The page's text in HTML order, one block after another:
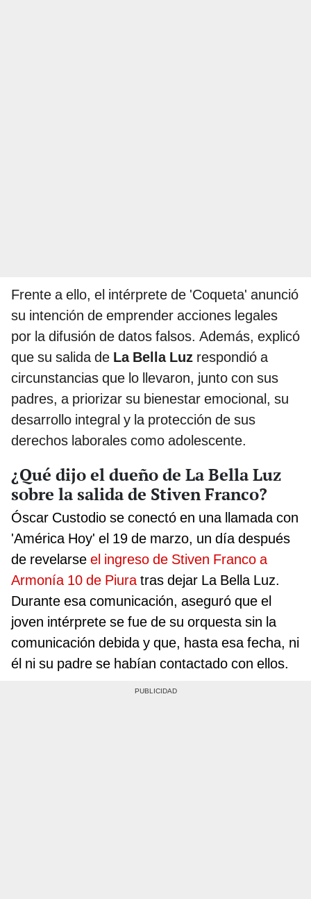
Frente a ello, el intérprete de 'Coqueta' anunció
su intención de emprender acciones legales
por la difusión de datos falsos. Además, explicó
que su salida de La Bella Luz respondió a
circunstancias que lo llevaron, junto con sus
padres, a priorizar su bienestar emocional, su
desarrollo integral y la protección de sus
derechos laborales como adolescente.
¿Qué dijo el dueño de La Bella Luz
sobre la salida de Stiven Franco?
Óscar Custodio se conectó en una llamada con
'América Hoy' el 19 de marzo, un día después
de revelarse el ingreso de Stiven Franco a
Armonía 10 de Piuratras dejar La Bella Luz.
Durante esa comunicación, aseguró que el
joven intérprete se fue de su orquesta sin la
comunicación debida y que, hasta esa fecha, ni
él ni su padre se habían contactado con ellos.